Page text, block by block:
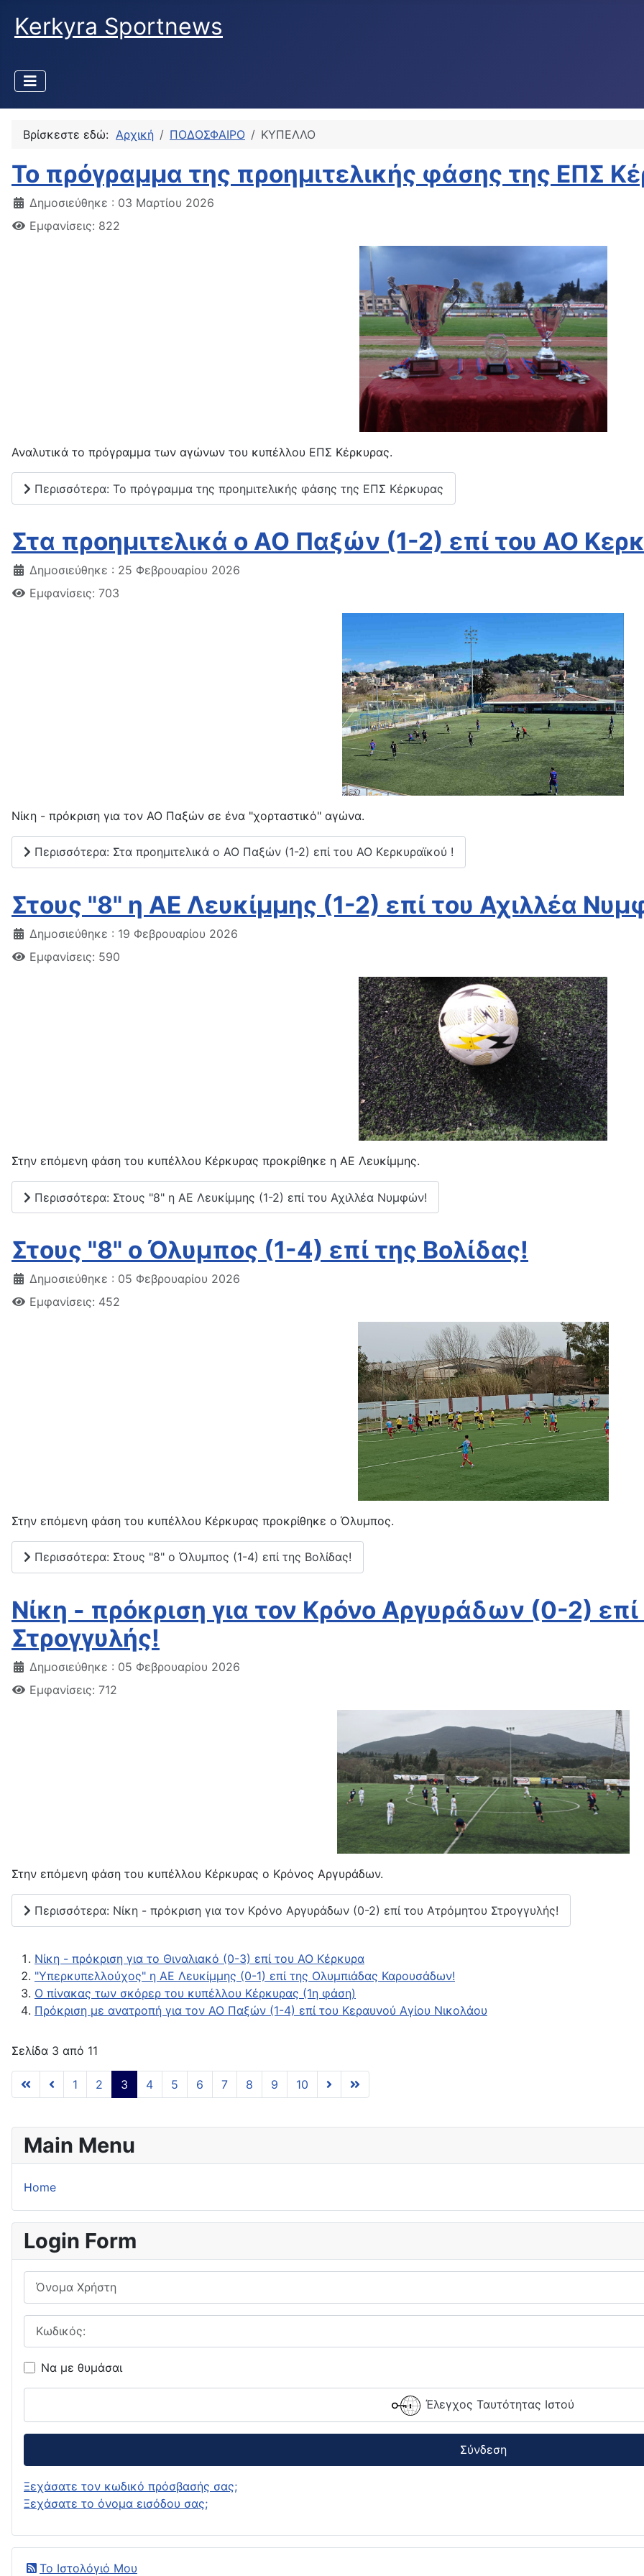
Kerkyra Sportnews
Βρίσκεστε εδώ: Αρχική ΠΟΔΟΣΦΑΙΡΟ ΚΥΠΕΛΛΟ
To πρόγραμμα της προημιτελικής φάσης της ΕΠΣ
Δημοσιεύθηκε : 03 Μαρτίου 2026
Εμφανίσεις: 822
Αναλυτικά το πρόγραμμα των αγώνων του κυπέλλου ΕΠΣ Κέρκυρας.
Περισσότερα: To πρόγραμμα της προημιτελικής φάσης της ΕΠΣ Κέρκυρας
Στα προημιτελικά ο ΑΟ Παξών (1-2) επί του ΑΟ
Δημοσιεύθηκε : 25 Φεβρουαρίου 2026
Εμφανίσεις: 703
Νίκη - πρόκριση για τον ΑΟ Παξών σε ένα "χορταστικό" αγώνα.
Περισσότερα: Στα προημιτελικά ο ΑΟ Παξών (1-2) επί του ΑΟ Κερκυραϊκού !
Στους "8" η ΑΕ Λευκίμμης (1-2) επί του Αχιλλέα
Δημοσιεύθηκε : 19 Φεβρουαρίου 2026
Εμφανίσεις: 590
Στην επόμενη φάση του κυπέλλου Κέρκυρας προκρίθηκε η ΑΕ Λευκίμμης.
Περισσότερα: Στους "8" η ΑΕ Λευκίμμης (1-2) επί του Αχιλλέα Νυμφών!
Στους "8" ο Όλυμπος (1-4) επί της Βολίδας!
Δημοσιεύθηκε : 05 Φεβρουαρίου 2026
Εμφανίσεις: 452
Στην επόμενη φάση του κυπέλλου Κέρκυρας προκρίθηκε ο Όλυμπος.
Περισσότερα: Στους "8" ο Όλυμπος (1-4) επί της Βολίδας!
Νίκη - πρόκριση για τον Κρόνο Αργυράδων (0-2)
Στρογγυλής!
Δημοσιεύθηκε : 05 Φεβρουαρίου 2026
Εμφανίσεις: 712
Στην επόμενη φάση του κυπέλλου Κέρκυρας ο Κρόνος Αργυράδων.
Περισσότερα: Νίκη - πρόκριση για τον Κρόνο Αργυράδων (0-2) επί του Ατρόμητου Στρογγυλής!
Νίκη - πρόκριση για το Θιναλιακό (0-3) επί του ΑΟ Κέρκυρα
"Υπερκυπελλούχος" η ΑΕ Λευκίμμης (0-1) επί της Ολυμπιάδας Καρουσάδων!
Ο πίνακας των σκόρερ του κυπέλλου Κέρκυρας (1η φάση)
Πρόκριση με ανατροπή για τον ΑΟ Παξών (1-4) επί του Κεραυνού Αγίου Νικολάου
Σελίδα 3 από 11
1 2 3 4 5 6 7 8 9 10
Main Menu
Home
Login Form
Όνομα Χρήστη
Να με θυμάσαι
Έλεγχος Ταυτότητας Ιστού
Σύνδεση
Ξεχάσατε τον κωδικό πρόσβασής σας;
Ξεχάσατε το όνομα εισόδου σας;
Το Ιστολόγιό Μου